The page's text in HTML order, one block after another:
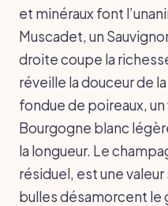
et minéraux font
Muscadet, un
droite coupe la
réveille la douceur de
fondue de poireaux,
Bourgogne blanc
la longueur. Le
résiduel, est une
bulles désamorcent le